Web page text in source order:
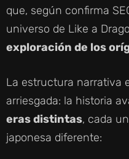
que, según confirma
universo de Like a
exploración de los
La estructura narrativa
arriesgada: la historia
eras distintas, cada
japonesa diferente: